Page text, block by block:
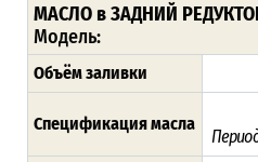
МАСЛО в ЗАДНИЙ
Модель:
Объём заливки
Спецификация масла